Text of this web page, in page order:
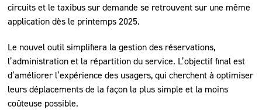
circuits et le taxibus sur demande se retrouvent sur une même
application dès le printemps 2025.
Le nouvel outil simplifiera la gestion des réservations,
l’administration et la répartition du service. L’objectif final est
d’améliorer l’expérience des usagers, qui cherchent à optimiser
leurs déplacements de la façon la plus simple et la moins
coûteuse possible.